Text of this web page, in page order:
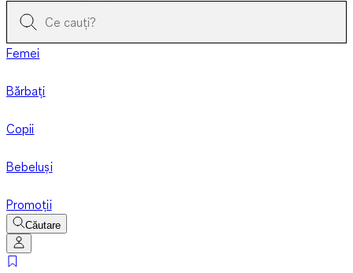
Femei
Bărbați
Copii
Bebeluși
Promoții
Căutare